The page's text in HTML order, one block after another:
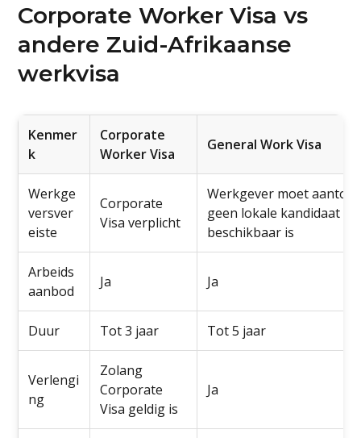
Corporate Worker Visa vs
andere Zuid-Afrikaanse
werkvisa
Kenmer
k
Corporate
Worker Visa
General Work Visa
Werkge
versver
eiste
Corporate
Visa verplicht
Werkgever moet
geen lokale kandidaat
beschikbaar is
Arbeids
aanbod
Ja Ja
Duur Tot 3 jaar Tot 5 jaar
Verlengi
ng
Zolang
Corporate
Visa geldig is
Ja